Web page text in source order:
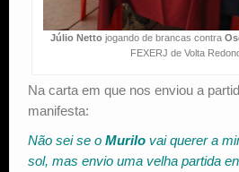
Júlio Nettojogando de brancas contra
FEXERJ de Volta
Na carta em que nos enviou a
manifesta:
Não sei se o Murilo vai querer a
sol, mas envio uma velha partida